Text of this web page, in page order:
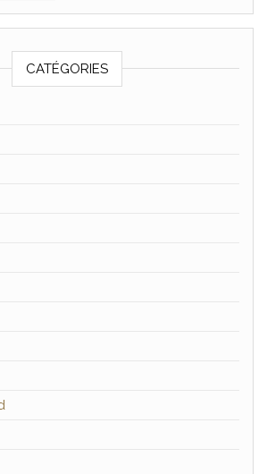
CATÉGORIES